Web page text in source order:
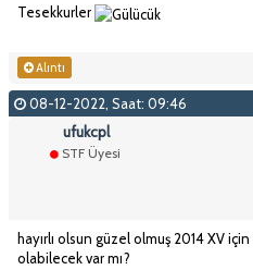
Tesekkurler
Alıntı
08-12-2022, Saat: 09:46
ufukcpl
STF Üyesi
hayırlı olsun güzel olmuş 2014 XV
olabilecek var mı?